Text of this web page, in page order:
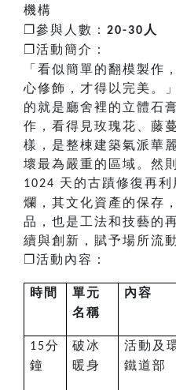
機構
❐ 參與人數： 20-30 人
❐ 活動簡介：
「看似簡單的翻模製作
心修飾，才得以完美。
的就是廳舍裡的立體石
作，看得見玫瑰花、藤
樣，是整棟建築氣派華
壞最為嚴重的區域。然
1024 天的古蹟修復再
爛，其文化資產的保存
品，也是工法和技藝的
續與創新，賦予場所流
❐ 活動內容：
時間
單元
名稱
內容
15分
鐘
破冰
暖身
活動及
鐵道部